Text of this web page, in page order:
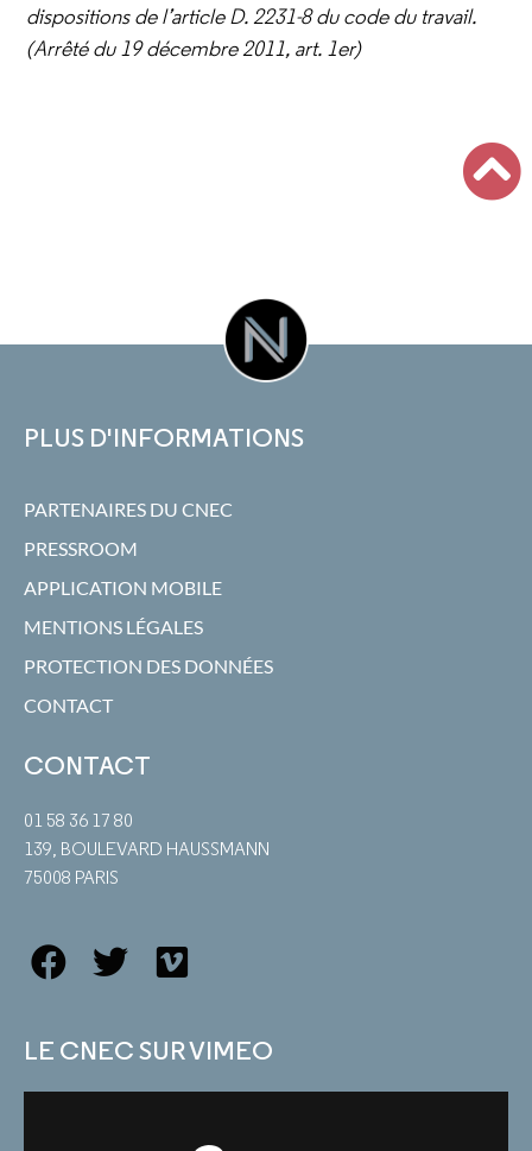
dispositions de l’article D. 2231-8 du code du travail.
(Arrêté du 19 décembre 2011, art. 1er)
PLUS D'INFORMATIONS
PARTENAIRES DU CNEC
PRESSROOM
APPLICATION MOBILE
MENTIONS LÉGALES
PROTECTION DES DONNÉES
CONTACT
CONTACT
01 58 36 17 80
139, BOULEVARD HAUSSMANN
75008 PARIS
LE CNEC SUR VIMEO